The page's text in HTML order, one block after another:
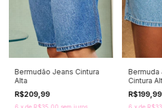
Bermudão Jeans Cintura
Alta
R$209,99
Bermuda
Cintura
R$199,99